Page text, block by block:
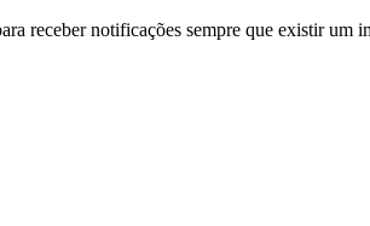
receber notificações sempre que existir um